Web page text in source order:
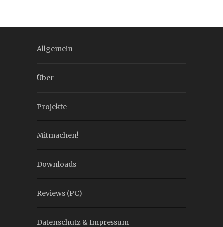
Allgemein
Über
Projekte
Mitmachen!
Downloads
Reviews (PC)
Datenschutz & Impressum